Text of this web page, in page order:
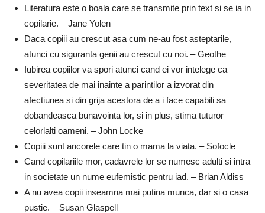
Literatura este o boala care se transmite prin text si se ia in
copilarie. – Jane Yolen
Daca copiii au crescut asa cum ne-au fost asteptarile,
atunci cu siguranta genii au crescut cu noi. – Geothe
Iubirea copiilor va spori atunci cand ei vor intelege ca
severitatea de mai inainte a parintilor a izvorat din
afectiunea si din grija acestora de a i face capabili sa
dobandeasca bunavointa lor, si in plus, stima tuturor
celorlalti oameni. – John Locke
Copiii sunt ancorele care tin o mama la viata. – Sofocle
Cand copilariile mor, cadavrele lor se numesc adulti si intra
in societate un nume eufemistic pentru iad. – Brian Aldiss
A nu avea copii inseamna mai putina munca, dar si o casa
pustie. – Susan Glaspell